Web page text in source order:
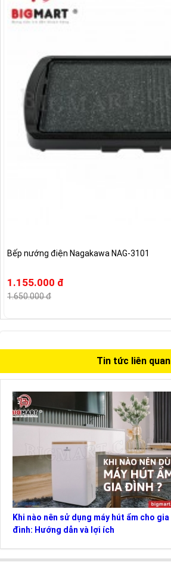
Bếp nướng điện Nagakawa NAG-3101
1.155.000 đ
1.650.000 đ
Tin tức liên quan
Khi nào nên sử dụng máy hút ẩm cho gia
đình: Hướng dẫn và lợi ích